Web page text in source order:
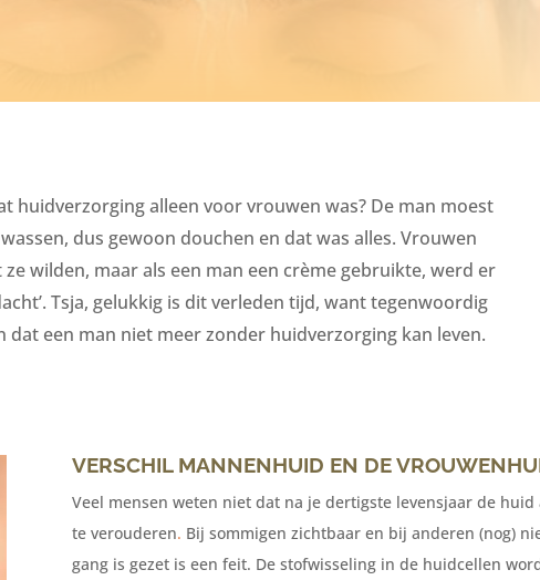
huidverzorging alleen voor vrouwen was? De man moest
dus gewoon douchen en dat was alles. Vrouwen
wilden, maar als een man een crème gebruikte, werd er
Tsja, gelukkig is dit verleden tijd, want tegenwoordig
dat een man niet meer zonder huidverzorging kan leven.
VERSCHIL MANNENHUID EN DE
Veel mensen weten niet dat na je dertigste levensjaar de
te verouderen. Bij sommigen zichtbaar en bij anderen (nog)
gang is gezet is een feit. De stofwisseling in de huidcellen